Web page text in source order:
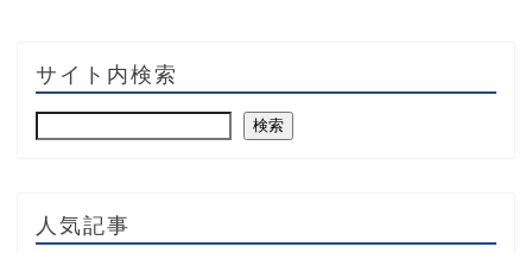
サイト内検索
検索
人気記事